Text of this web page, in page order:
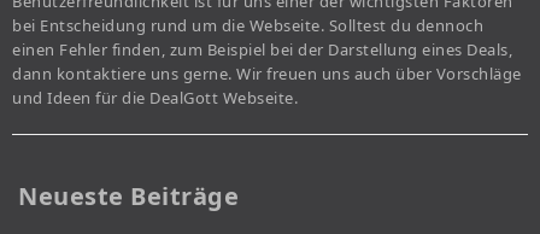
bei Entscheidung rund um die Webseite. Solltest du dennoch
einen Fehler finden, zum Beispiel bei der Darstellung eines Deals,
dann kontaktiere uns gerne. Wir freuen uns auch über Vorschläge
und Ideen für die DealGott Webseite.
Neueste Beiträge